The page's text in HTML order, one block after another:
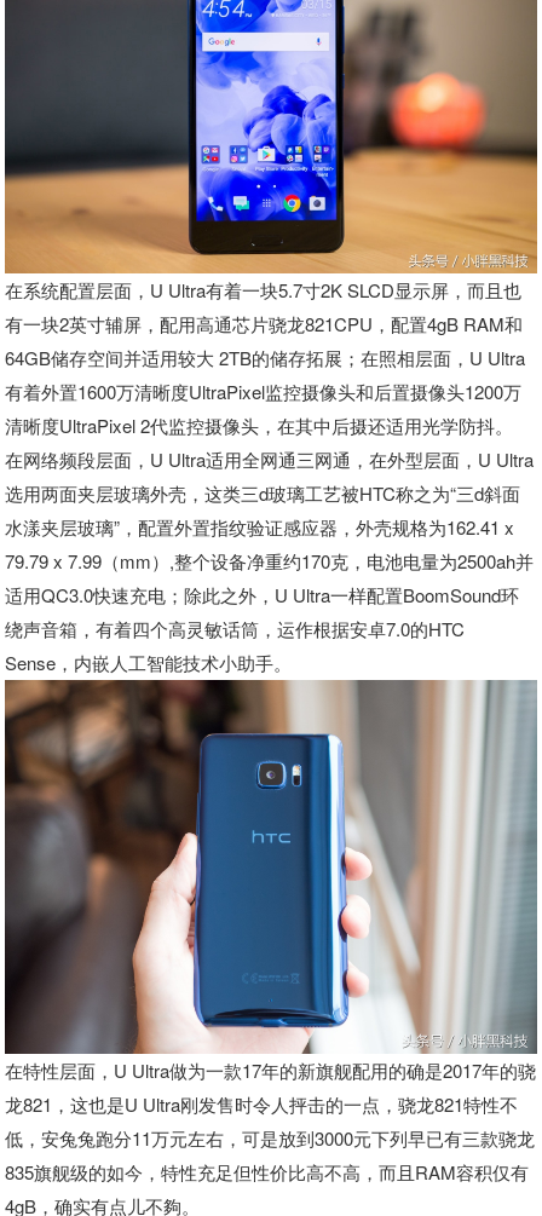
在系统配置层面，U Ultra有着一块5.7寸2K SLCD显示屏，而且也
有一块2英寸辅屏，配用高通芯片骁龙821CPU，配置4gB RAM和
64GB储存空间并适用较大 2TB的储存拓展；在照相层面，U Ultra
有着外置1600万清晰度UltraPixel监控摄像头和后置摄像头1200万
清晰度UltraPixel 2代监控摄像头，在其中后摄还适用光学防抖。
在网络频段层面，U Ultra适用全网通三网通，在外型层面，U Ultra
选用两面夹层玻璃外壳，这类三d玻璃工艺被HTC称之为“三d斜面
水漾夹层玻璃”，配置外置指纹验证感应器，外壳规格为162.41 x
79.79 x 7.99（mm）,整个设备净重约170克，电池电量为2500ah并
适用QC3.0快速充电；除此之外，U Ultra一样配置BoomSound环
绕声音箱，有着四个高灵敏话筒，运作根据安卓7.0的HTC
Sense，内嵌人工智能技术小助手。
在特性层面，U Ultra做为一款17年的新旗舰配用的确是2017年的骁
龙821，这也是U Ultra刚发售时令人抨击的一点，骁龙821特性不
低，安兔兔跑分11万元左右，可是放到3000元下列早已有三款骁龙
835旗舰级的如今，特性充足但性价比高不高，而且RAM容积仅有
4gB，确实有点儿不夠。